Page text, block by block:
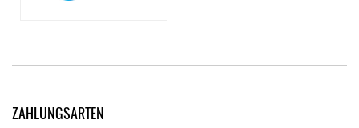
ZAHLUNGSARTEN